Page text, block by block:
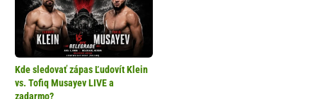
Kde sledovať zápas Ľudovít Klein
vs. Tofiq Musayev LIVE a
zadarmo?